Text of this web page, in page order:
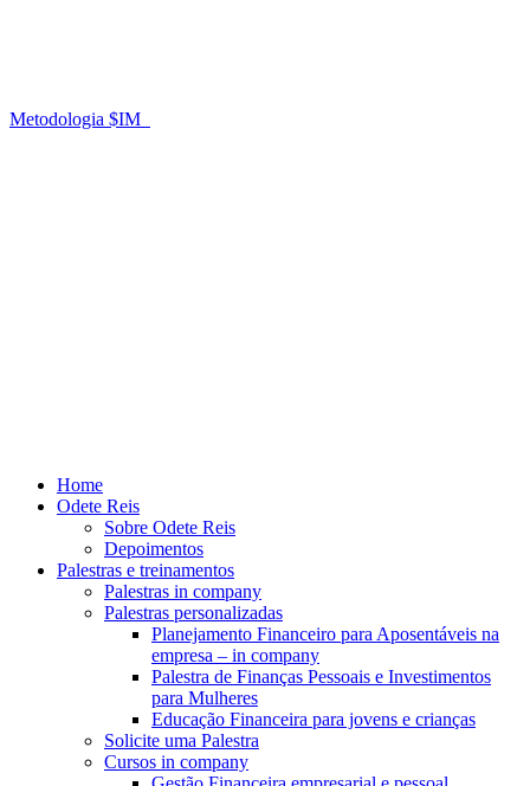
Metodologia $IM
Home
Odete Reis
Sobre Odete Reis
Depoimentos
Palestras e treinamentos
Palestras in company
Palestras personalizadas
Planejamento Financeiro para Aposentáveis na
empresa – in company
Palestra de Finanças Pessoais e Investimentos
para Mulheres
Educação Financeira para jovens e crianças
Solicite uma Palestra
Cursos in company